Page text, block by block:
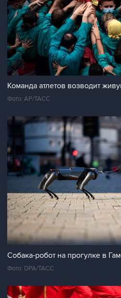
Команда атлетов возводит
Фото: АР/ТАСС
Собака-робот на прогулке в
Фото: DPA/ТАСС